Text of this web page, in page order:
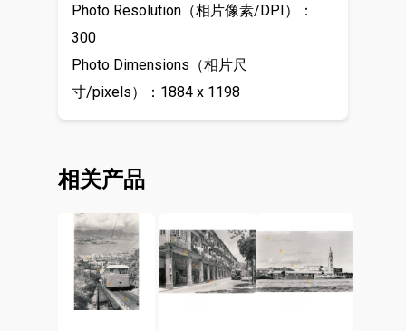
Photo Resolution（相片像素/DPI）：
300
Photo Dimensions（相片尺
寸/pixels）：1884 x 1198
相关产品